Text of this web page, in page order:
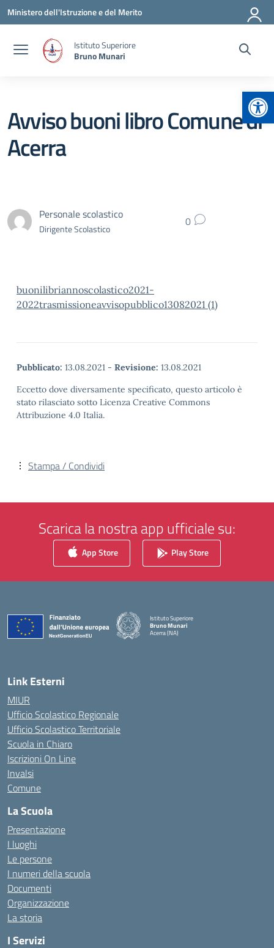
Vai ai contenuti
Vai al menu di navigazione
Vai al footer
Ministero dell'Istruzione e del Merito
Istituto Superiore
Bruno Munari
Avviso buoni libro Comune di
Acerra
Personale scolastico
Dirigente Scolastico 0
buonilibriannoscolastico2021-
2022trasmissioneavvisopubblico13082021 (1)
Pubblicato: 13.08.2021 - Revisione: 13.08.2021
Eccetto dove diversamente specificato, questo articolo è
stato rilasciato sotto Licenza Creative Commons
Attribuzione 4.0 Italia.
Stampa / Condividi
Scarica la nostra app ufficiale su:
App Store Play Store
Istituto Superiore
Bruno Munari
Acerra (NA)
Link Esterni
MIUR
Ufficio Scolastico Regionale
Ufficio Scolastico Territoriale
Scuola in Chiaro
Iscrizioni On Line
Invalsi
Comune
La Scuola
Presentazione
I luoghi
Le persone
I numeri della scuola
Documenti
Organizzazione
La storia
I Servizi